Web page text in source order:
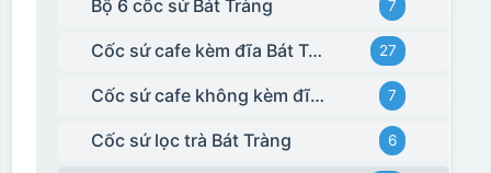
Bộ 6 cốc sứ Bát Tràng 7
Cốc sứ cafe kèm đĩa Bát Tràng 27
Cốc sứ cafe không kèm đĩa kê Bát Tràng 7
Cốc sứ lọc trà Bát Tràng 6